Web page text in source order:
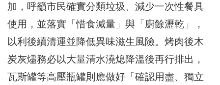
加，呼籲市民確實分類垃圾、減少一次性餐具
使用，並落實「惜食減量」與「廚餘瀝乾」，
以利後續清運並降低異味滋生風險。烤肉後木
炭灰燼務必以大量清水澆熄降溫後再行排出，
瓦斯罐等高壓瓶罐則應做好「確認用盡、獨立